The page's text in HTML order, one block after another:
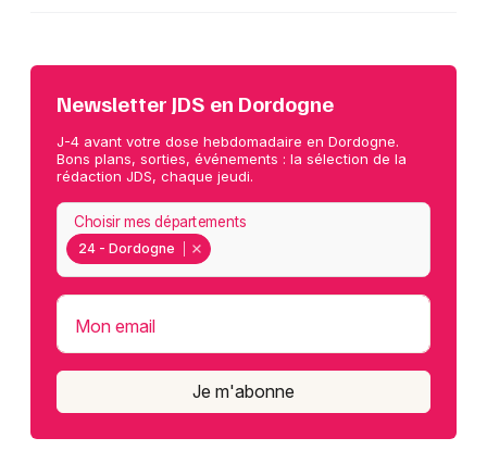
Newsletter JDS en Dordogne
J-4 avant votre dose hebdomadaire en Dordogne.
Bons plans, sorties, événements : la sélection de la
rédaction JDS, chaque jeudi.
24 - Dordogne
Choisir mes départements
Mon email
Je m'abonne